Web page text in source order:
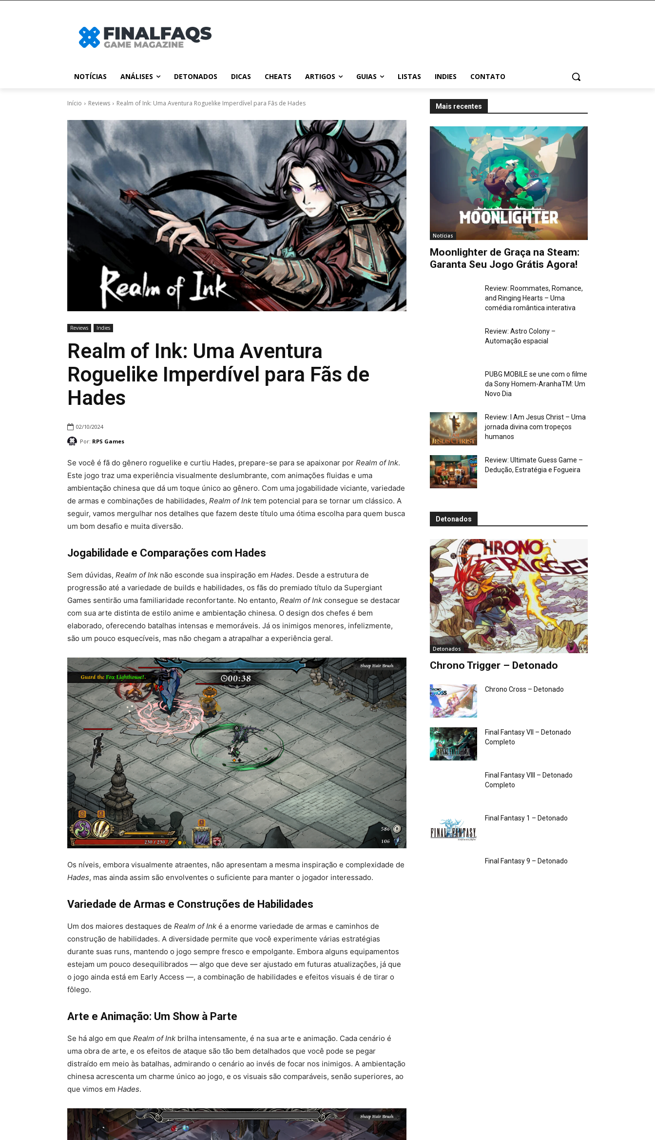
NOTÍCIAS ANÁLISES DETONADOS DICAS CHEATS ARTIGOS GUIAS LISTAS INDIES CONTATO
Início Reviews Realm of Ink: Uma Aventura Roguelike Imperdível para Fãs de Hades
Reviews Indies
Realm of Ink: Uma Aventura
Roguelike Imperdível para Fãs de
Hades
02/10/2024
Por: RPS Games
Se você é fã do gênero roguelike e curtiu Hades, prepare-se para se apaixonar por Realm of Ink.
Este jogo traz uma experiência visualmente deslumbrante, com animações fluidas e uma
ambientação chinesa que dá um toque único ao gênero. Com uma jogabilidade viciante, variedade
de armas e combinações de habilidades, Realm of Ink tem potencial para se tornar um clássico. A
seguir, vamos mergulhar nos detalhes que fazem deste título uma ótima escolha para quem busca
um bom desafio e muita diversão.
Jogabilidade e Comparações com Hades
Sem dúvidas, Realm of Ink não esconde sua inspiração em Hades. Desde a estrutura de
progressão até a variedade de builds e habilidades, os fãs do premiado título da Supergiant
Games sentirão uma familiaridade reconfortante. No entanto, Realm of Ink consegue se destacar
com sua arte distinta de estilo anime e ambientação chinesa. O design dos chefes é bem
elaborado, oferecendo batalhas intensas e memoráveis. Já os inimigos menores, infelizmente,
são um pouco esquecíveis, mas não chegam a atrapalhar a experiência geral.
Os níveis, embora visualmente atraentes, não apresentam a mesma inspiração e complexidade de
Hades, mas ainda assim são envolventes o suficiente para manter o jogador interessado.
Variedade de Armas e Construções de Habilidades
Um dos maiores destaques de Realm of Ink é a enorme variedade de armas e caminhos de
construção de habilidades. A diversidade permite que você experimente várias estratégias
durante suas runs, mantendo o jogo sempre fresco e empolgante. Embora alguns equipamentos
estejam um pouco desequilibrados — algo que deve ser ajustado em futuras atualizações, já que
o jogo ainda está em Early Access —, a combinação de habilidades e efeitos visuais é de tirar o
fôlego.
Arte e Animação: Um Show à Parte
Se há algo em que Realm of Ink brilha intensamente, é na sua arte e animação. Cada cenário é
uma obra de arte, e os efeitos de ataque são tão bem detalhados que você pode se pegar
distraído em meio às batalhas, admirando o cenário ao invés de focar nos inimigos. A ambientação
chinesa acrescenta um charme único ao jogo, e os visuais são comparáveis, senão superiores, ao
que vimos em Hades.
Mais recentes
Notícias
Moonlighter de Graça na Steam:
Garanta Seu Jogo Grátis Agora!
Review: Roommates, Romance,
and Ringing Hearts – Uma
comédia romântica interativa
Review: Astro Colony –
Automação espacial
PUBG MOBILE se une com o filme
da Sony Homem-AranhaTM: Um
Novo Dia
Review: I Am Jesus Christ – Uma
jornada divina com tropeços
humanos
Review: Ultimate Guess Game –
Dedução, Estratégia e Fogueira
Detonados
Detonados
Chrono Trigger – Detonado
Chrono Cross – Detonado
Final Fantasy VII – Detonado
Completo
Final Fantasy VIII – Detonado
Completo
Final Fantasy 1 – Detonado
Final Fantasy 9 – Detonado